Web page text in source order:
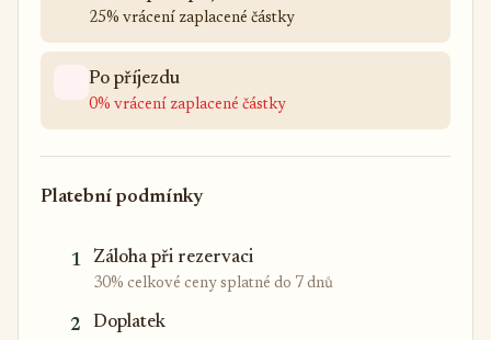
25% vrácení zaplacené částky
Po příjezdu
0% vrácení zaplacené částky
Platební podmínky
1 Záloha při rezervaci
30% celkové ceny splatné do 7 dnů
2 Doplatek